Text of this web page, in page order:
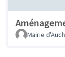
Mairie d'Auch